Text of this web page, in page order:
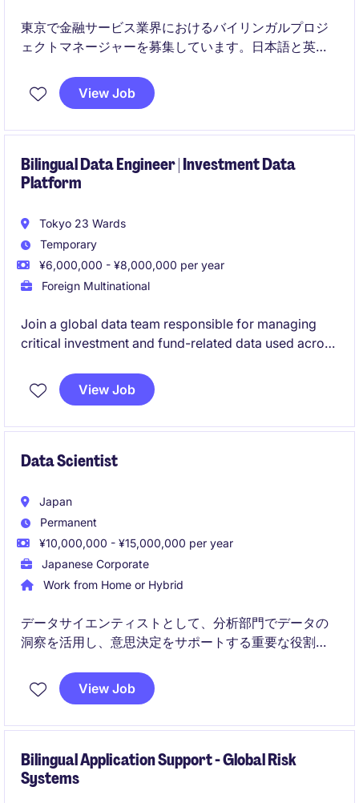
東京で金融サービス業界におけるバイリンガルプロジ
ェクトマネージャーを募集しています。日本語と英語
ーメーションプログラムを推進する役割を担います。
View Job
Bilingual Data Engineer | Investment Data
Platform
Tokyo 23 Wards
Temporary
¥6,000,000 - ¥8,000,000 per year
Foreign Multinational
Join a global data team responsible for managing
critical investment and fund-related data used across
combines data operations, ETL monitoring, data
quality management, and hands-on SQL support
View Job
Data Scientist
Japan
Permanent
¥10,000,000 - ¥15,000,000 per year
Japanese Corporate
Work from Home or Hybrid
データサイエンティストとして、分析部門でデータの
洞察を活用し、意思決定をサポートする重要な役割を
を駆使し、革新的なソリューションを提供していただ
きます。
View Job
Bilingual Application Support - Global Risk
Systems